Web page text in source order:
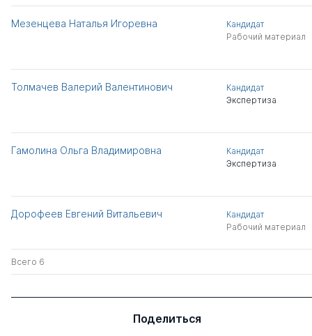
Мезенцева Наталья Игоревна
Кандидат
Рабочий материал
Толмачев Валерий Валентинович
Кандидат
Экспертиза
Гамолина Ольга Владимировна
Кандидат
Экспертиза
Дорофеев Евгений Витальевич
Кандидат
Рабочий материал
Всего 6
Поделиться